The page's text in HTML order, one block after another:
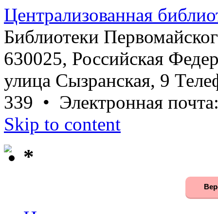
Централизованная
Библиотеки
630025, Российская
улица Сызранская, 9
339 • Электронная
Skip to content
*